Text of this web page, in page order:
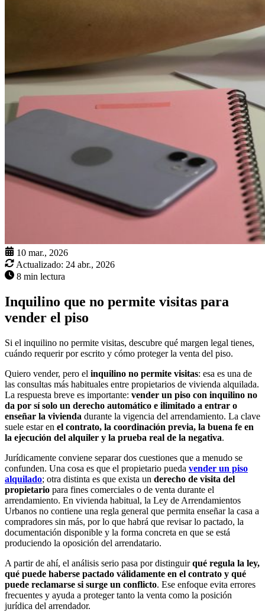
10 mar., 2026
Actualizado: 24 abr., 2026
8 min lectura
Inquilino que no permite visitas para
vender el piso
Si el inquilino no permite visitas, descubre qué margen legal tienes,
cuándo requerir por escrito y cómo proteger la venta del piso.
Quiero vender, pero el inquilino no permite visitas: esa es una de
las consultas más habituales entre propietarios de vivienda alquilada.
La respuesta breve es importante: vender un piso con inquilino no
da por sí solo un derecho automático e ilimitado a entrar o
enseñar la vivienda durante la vigencia del arrendamiento. La clave
suele estar en el contrato, la coordinación previa, la buena fe en
la ejecución del alquiler y la prueba real de la negativa.
Jurídicamente conviene separar dos cuestiones que a menudo se
confunden. Una cosa es que el propietario pueda vender un piso
alquilado; otra distinta es que exista un derecho de visita del
propietario para fines comerciales o de venta durante el
arrendamiento. En vivienda habitual, la Ley de Arrendamientos
Urbanos no contiene una regla general que permita enseñar la casa a
compradores sin más, por lo que habrá que revisar lo pactado, la
documentación disponible y la forma concreta en que se está
produciendo la oposición del arrendatario.
A partir de ahí, el análisis serio pasa por distinguirqué regula la ley,
qué puede haberse pactado válidamente en el contrato y qué
puede reclamarse si surge un conflicto. Ese enfoque evita errores
frecuentes y ayuda a proteger tanto la venta como la posición
jurídica del arrendador.